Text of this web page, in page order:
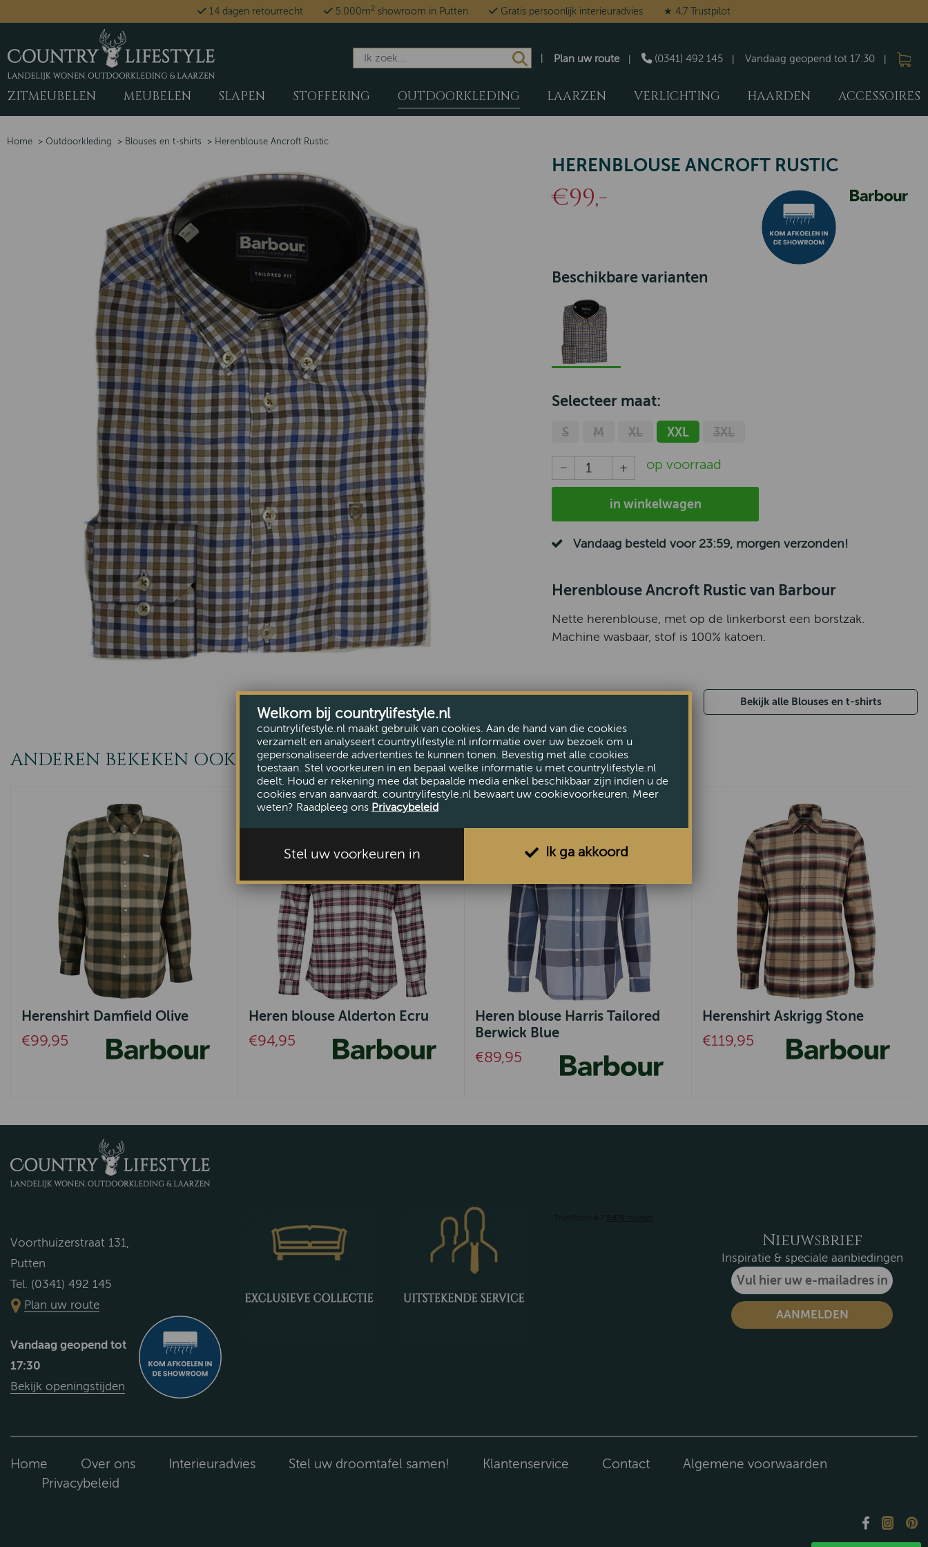
14 dagen retourrecht 5.000m2 showroom in Putten Gratis persoonlijk interieuradvies ★ 4,7 Trustpilot
Vandaag geopend tot 17:30
(0341) 492 145
Plan uw route
ZITMEUBELEN MEUBELEN SLAPEN STOFFERING OUTDOORKLEDING LAARZEN VERLICHTING HAARDEN ACCESSOIRES
Home > Outdoorkleding > Blouses en t-shirts > Herenblouse Ancroft Rustic
HERENBLOUSE ANCROFT RUSTIC
€99,-
Beschikbare varianten
Selecteer maat:
S M XL XXL 3XL
op voorraad
in winkelwagen
Vandaag besteld voor 23:59, morgen verzonden!
Herenblouse Ancroft Rustic van Barbour
Nette herenblouse, met op de linkerborst een borstzak.
Machine wasbaar, stof is 100% katoen.
Bekijk alle Blouses en t-shirts
ANDEREN BEKEKEN OOK
Herenshirt Damfield Olive
€99,95
Heren blouse Alderton Ecru
€94,95
Heren blouse Harris Tailored
Berwick Blue
€89,95
Herenshirt Askrigg Stone
€119,95
Voorthuizerstraat 131,
Putten
Tel. (0341) 492 145
Plan uw route
Vandaag geopend tot
17:30
Bekijk openingstijden
Nieuwsbrief
Inspiratie & speciale aanbiedingen
Home Over ons Interieuradvies Stel uw droomtafel samen! Klantenservice Contact
Algemene voorwaarden
Privacybeleid
Welkom bij countrylifestyle.nl
countrylifestyle.nl maakt gebruik van cookies. Aan de hand van die cookies
verzamelt en analyseert countrylifestyle.nl informatie over uw bezoek om u
gepersonaliseerde advertenties te kunnen tonen. Bevestig met alle cookies
toestaan. Stel voorkeuren in en bepaal welke informatie u met countrylifestyle.nl
deelt. Houd er rekening mee dat bepaalde media enkel beschikbaar zijn indien u de
cookies ervan aanvaardt. countrylifestyle.nl bewaart uw cookievoorkeuren. Meer
weten? Raadpleeg ons Privacybeleid
Stel uw voorkeuren in Ik ga akkoord